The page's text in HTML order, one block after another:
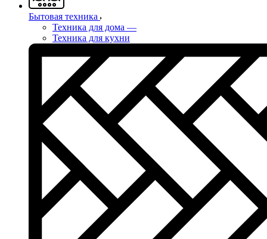
Бытовая техника
Техника для дома —
Техника для кухни